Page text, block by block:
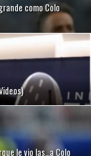
como Colo
le vio las…a Colo